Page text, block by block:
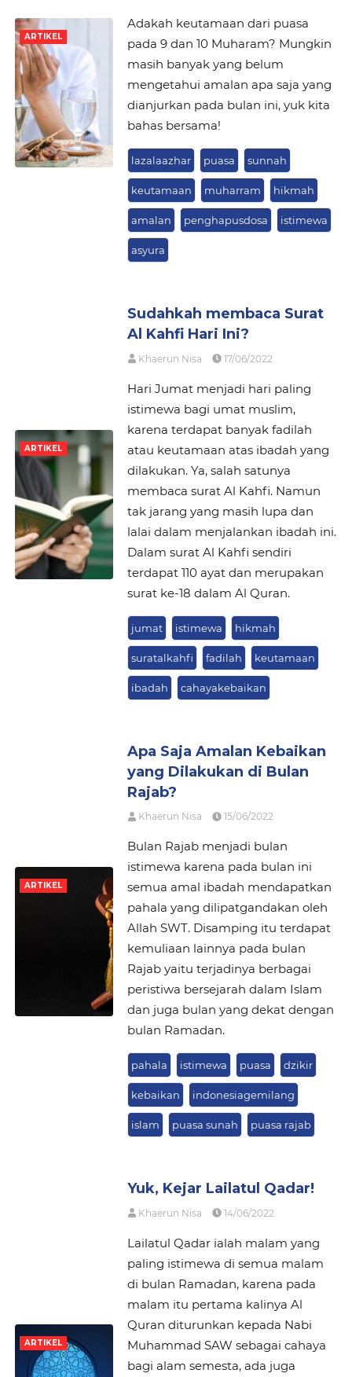
ARTIKEL
Adakah keutamaan dari puasa
pada 9 dan 10 Muharam? Mungkin
masih banyak yang belum
mengetahui amalan apa saja yang
dianjurkan pada bulan ini, yuk kita
bahas bersama!
lazalaazhar puasa sunnah
keutamaan muharram hikmah
amalan penghapusdosa istimewa
asyura
ARTIKEL
Sudahkah membaca Surat
Al Kahfi Hari Ini?
Khaerun Nisa 17/06/2022
Hari Jumat menjadi hari paling
istimewa bagi umat muslim,
karena terdapat banyak fadilah
atau keutamaan atas ibadah yang
dilakukan. Ya, salah satunya
membaca surat Al Kahfi. Namun
tak jarang yang masih lupa dan
lalai dalam menjalankan ibadah ini.
Dalam surat Al Kahfi sendiri
terdapat 110 ayat dan merupakan
surat ke-18 dalam Al Quran.
jumat istimewa hikmah
suratalkahfi fadilah keutamaan
ibadah cahayakebaikan
ARTIKEL
Apa Saja Amalan Kebaikan
yang Dilakukan di Bulan
Rajab?
Khaerun Nisa 15/06/2022
Bulan Rajab menjadi bulan
istimewa karena pada bulan ini
semua amal ibadah mendapatkan
pahala yang dilipatgandakan oleh
Allah SWT. Disamping itu terdapat
kemuliaan lainnya pada bulan
Rajab yaitu terjadinya berbagai
peristiwa bersejarah dalam Islam
dan juga bulan yang dekat dengan
bulan Ramadan.
pahala istimewa puasa dzikir
kebaikan indonesiagemilang
islam puasa sunah puasa rajab
ARTIKEL
Yuk, Kejar Lailatul Qadar!
Khaerun Nisa 14/06/2022
Lailatul Qadar ialah malam yang
paling istimewa di semua malam
di bulan Ramadan, karena pada
malam itu pertama kalinya Al
Quran diturunkan kepada Nabi
Muhammad SAW sebagai cahaya
bagi alam semesta, ada juga